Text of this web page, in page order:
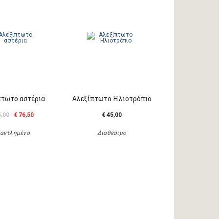
αστέρια
€ 76,50
Αλεξίπτωτο Ηλιοτρόπιο
€ 45,00
Διαθέσιμο